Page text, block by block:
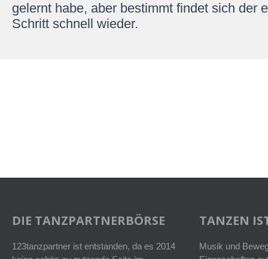
gelernt habe, aber bestimmt findet sich der
Schritt schnell wieder.
DIE TANZPARTNERBÖRSE
123tanzpartner ist entstanden, da es 2014
TANZEN
Musik und